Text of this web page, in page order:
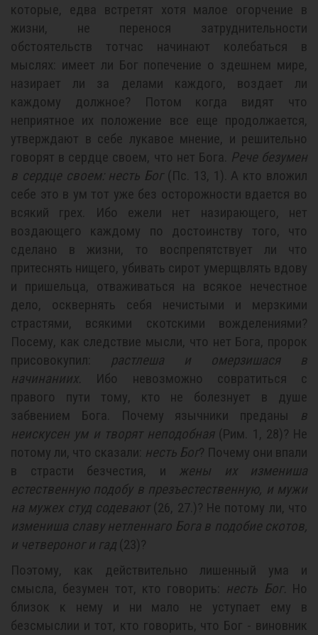
которые, едва встретят хотя малое огорчение в
жизни, не перенося затруднительности
обстоятельств тотчас начинают колебаться в
мыслях: имеет ли Бог попечение о здешнем мире,
назирает ли за делами каждого, воздает ли
каждому должное? Потом когда видят что
неприятное их положение все еще продолжается,
утверждают в себе лукавое мнение, и решительно
говорят в сердце своем, что нет Бога. Рече безумен
в сердце своем: несть Бог(Пс. 13, 1). А кто вложил
себе это в ум тот уже без осторожности вдается во
всякий грех. Ибо ежели нет назирающего, нет
воздающего каждому по достоинству того, что
сделано в жизни, то воспрепятствует ли что
притеснять нищего, убивать сирот умерщвлять вдову
и пришельца, отваживаться на всякое нечестное
дело, осквернять себя нечистыми и мерзкими
страстями, всякими скотскими вожделениями?
Посему, как следствие мысли, что нет Бога, пророк
присовокупил: растлеша и омерзишася в
начинаниих. Ибо невозможно совратиться с
правого пути тому, кто не болезнует в душе
забвением Бога. Почему язычники преданы в
неискусен ум и творят неподобная (Рим. 1, 28)? Не
потому ли, что сказали: несть Бог? Почему они впали
в страсти безчестия, и жены их измениша
естественную подобу в презъестественную, и мужи
на мужех студ содевают(26, 27.)? Не потому ли, что
измениша славу нетленнаго Бога в подобие скотов,
и четвероног и гад (23)?
Поэтому, как действительно лишенный ума и
смысла, безумен тот, кто говорить: несть Бог. Но
близок к нему и ни мало не уступает ему в
безсмыслии и тот, кто говорить, что Бог - виновник